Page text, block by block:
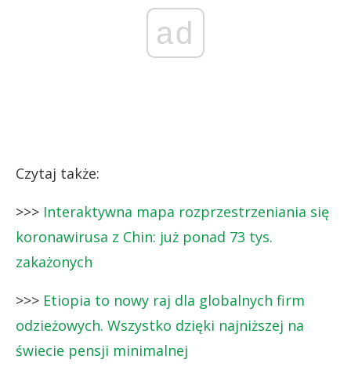
ad
Czytaj także:
>>> Interaktywna mapa rozprzestrzeniania się
koronawirusa z Chin: już ponad 73 tys.
zakażonych
>>> Etiopia to nowy raj dla globalnych firm
odzieżowych. Wszystko dzięki najniższej na
świecie pensji minimalnej